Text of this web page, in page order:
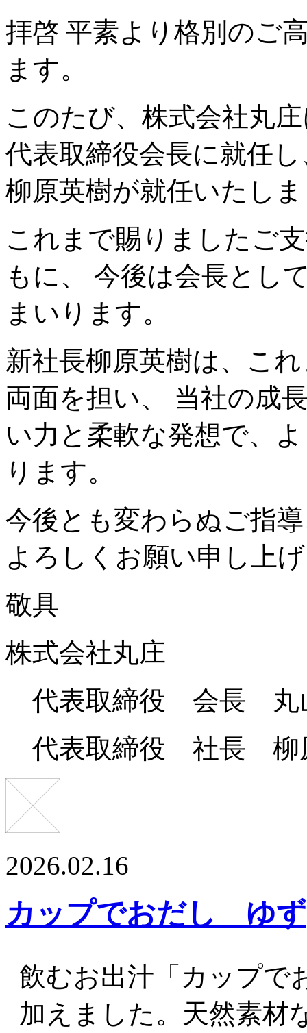
拝啓 平素より格別のご
ます。
このたび、株式会社丸
代表取締役会長に就任
柳原英樹が就任いたし
これまで賜りましたご
もに、 今後は会長とし
まいります。
新社長柳原英樹は、こ
両面を担い、 当社の成
い力と柔軟な発想で、
ります。
今後とも変わらぬご指
よろしくお願い申し上
敬具
株式会社丸庄
代表取締役 会長 丸
代表取締役 社長 柳
2026.02.16
カップでおだし ゆず
飲むお出汁「カップで
加えました。天然素材